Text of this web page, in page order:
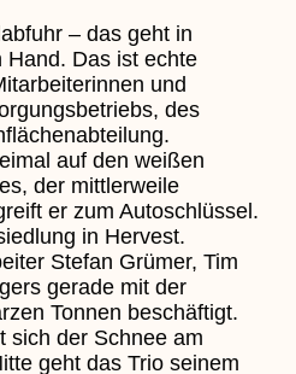
– das geht in
Hand. Das ist echte
und
des
auf den weißen
der mittlerweile
er zum Autoschlüssel.
in Hervest.
Stefan Grümer, Tim
gerade mit der
Tonnen beschäftigt.
sich der Schnee am
geht das Trio seinem